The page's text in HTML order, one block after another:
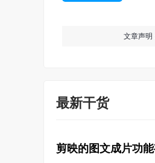
文章声明
最新干货
剪映的图文成片功